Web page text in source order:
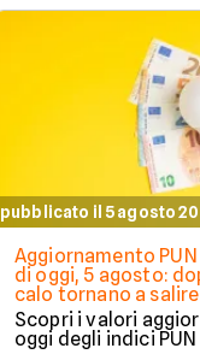
pubblicato il 5 agosto
Aggiornamento PUN
di oggi, 5 agosto:
calo tornano a
Scopri i valori
oggi degli indici PUN